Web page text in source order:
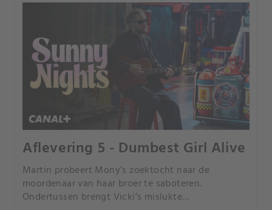
Aflevering 5 - Dumbest Girl Alive
Martin probeert Mony’s zoektocht naar de
moordenaar van haar broer te saboteren.
Ondertussen brengt Vicki’s mislukte